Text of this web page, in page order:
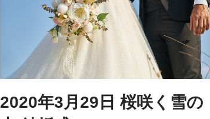
2020年3月29日 桜咲く雪の